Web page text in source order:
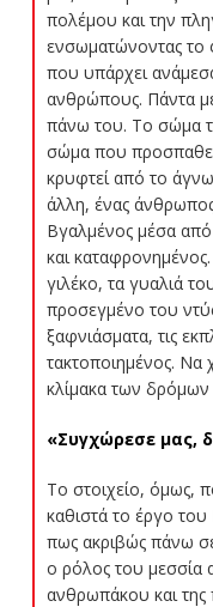
πολέμου και την
ενσωματώνοντας το
που υπάρχει
ανθρώπους. Πάντα
πάνω του. Το σώμα
σώμα που προσπαθεί
κρυφτεί από το
άλλη, ένας
Βγαλμένος μέσα
και
γιλέκο, τα γυαλιά
προσεγμένο του
ξαφνιάσματα, τις
τακτοποιημένος. Να
κλίμακα των δρόμων
«Συγχώρεσε μας,
Το στοιχείο, όμως,
καθιστά το έργο
πως ακριβώς πάνω
ο ρόλος του μεσσία
ανθρωπάκου και